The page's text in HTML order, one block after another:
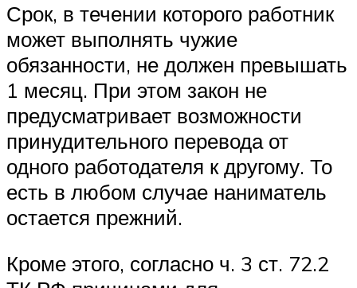
Срок, в течении которого работник
может выполнять чужие
обязанности, не должен превышать
1 месяц. При этом закон не
предусматривает возможности
принудительного перевода от
одного работодателя к другому. То
есть в любом случае наниматель
остается прежний.
Кроме этого, согласно ч. 3 ст. 72.2